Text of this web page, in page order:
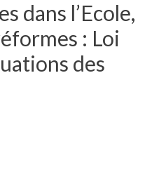
dans l’Ecole,
: Loi
des